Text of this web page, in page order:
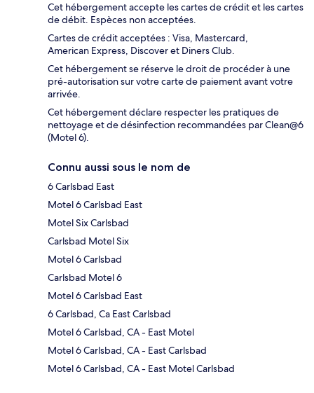
Cet hébergement accepte les cartes de crédit et les cartes
de débit. Espèces non acceptées.
Cartes de crédit acceptées : Visa, Mastercard,
American Express, Discover et Diners Club.
Cet hébergement se réserve le droit de procéder à une
pré-autorisation sur votre carte de paiement avant votre
arrivée.
Cet hébergement déclare respecter les pratiques de
nettoyage et de désinfection recommandées par Clean@6
(Motel 6).
Connu aussi sous le nom de
6 Carlsbad East
Motel 6 Carlsbad East
Motel Six Carlsbad
Carlsbad Motel Six
Motel 6 Carlsbad
Carlsbad Motel 6
Motel 6 Carlsbad East
6 Carlsbad, Ca East Carlsbad
Motel 6 Carlsbad, CA - East Motel
Motel 6 Carlsbad, CA - East Carlsbad
Motel 6 Carlsbad, CA - East Motel Carlsbad